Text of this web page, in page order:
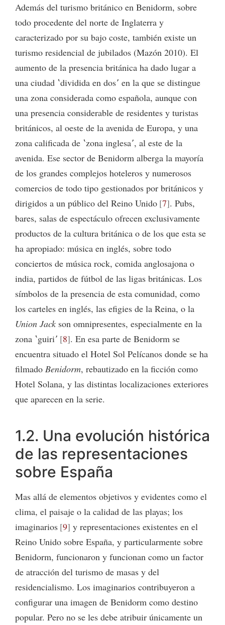
Además del turismo británico en Benidorm, sobre
todo procedente del norte de Inglaterra y
caracterizado por su bajo coste, también existe un
turismo residencial de jubilados (Mazón 2010). El
aumento de la presencia británica ha dado lugar a
una ciudad ʽdividida en dosʼ en la que se distingue
una zona considerada como española, aunque con
una presencia considerable de residentes y turistas
británicos, al oeste de la avenida de Europa, y una
zona calificada de ʽzona inglesaʼ, al este de la
avenida. Ese sector de Benidorm alberga la mayoría
de los grandes complejos hoteleros y numerosos
comercios de todo tipo gestionados por británicos y
dirigidos a un público del Reino Unido 7 . Pubs,
bares, salas de espectáculo ofrecen exclusivamente
productos de la cultura británica o de los que esta se
ha apropiado: música en inglés, sobre todo
conciertos de música rock, comida anglosajona o
india, partidos de fútbol de las ligas británicas. Los
símbolos de la presencia de esta comunidad, como
los carteles en inglés, las efigies de la Reina, o la
Union Jack son omnipresentes, especialmente en la
zona ʽguiriʼ 8 . En esa parte de Benidorm se
encuentra situado el Hotel Sol Pelícanos donde se ha
filmado Benidorm, rebautizado en la ficción como
Hotel Solana, y las distintas localizaciones exteriores
que aparecen en la serie.
1.2. Una evolución histórica
de las representaciones
sobre España
Mas allá de elementos objetivos y evidentes como el
clima, el paisaje o la calidad de las playas; los
imaginarios 9 y representaciones existentes en el
Reino Unido sobre España, y particularmente sobre
Benidorm, funcionaron y funcionan como un factor
de atracción del turismo de masas y del
residencialismo. Los imaginarios contribuyeron a
configurar una imagen de Benidorm como destino
popular. Pero no se les debe atribuir únicamente un